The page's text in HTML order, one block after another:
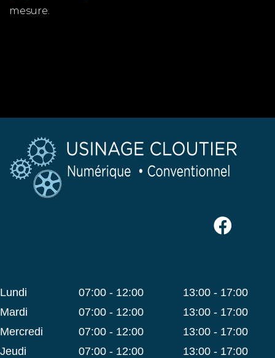
mesure.
lundi 07:00 - 12:00
13:00 - 17:00
mardi
07:00 - 12:00
13:00 - 17:00
mercredi
07:00 - 12:00
13:00 - 17:00
jeudi
07:00 - 12:00
13:00 - 17:00